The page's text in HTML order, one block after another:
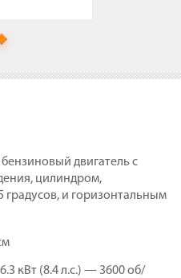
двигатель с
цилиндром,
и горизонтальным
кВт (8.4 л.с.) — 3600 об/